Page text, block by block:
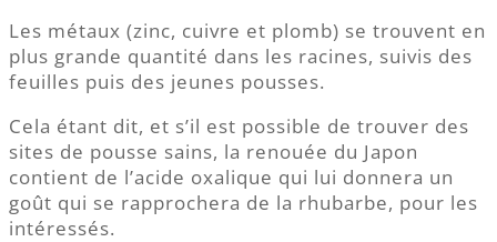
Les métaux (zinc, cuivre et plomb) se trouvent en
plus grande quantité dans les racines, suivis des
feuilles puis des jeunes pousses.
Cela étant dit, et s’il est possible de trouver des
sites de pousse sains, la renouée du Japon
contient de l’acide oxalique qui lui donnera un
goût qui se rapprochera de la rhubarbe, pour les
intéressés.